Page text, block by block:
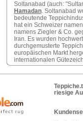
Soltanabad (auch:
Hamadan. Soltanabad
bedeutende
hat ein Schweizer
namens Ziegler & Co.
Iran. Es wurden
durchgemusterte
europäischen Markt
internationalen
riesige